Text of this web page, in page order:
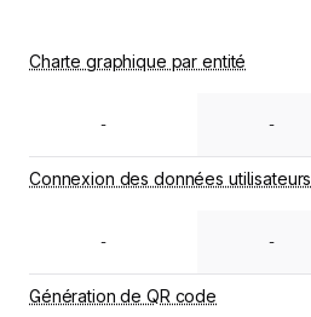
Charte graphique par entité
- -
Connexion des données utilisateurs
- -
Génération de QR code